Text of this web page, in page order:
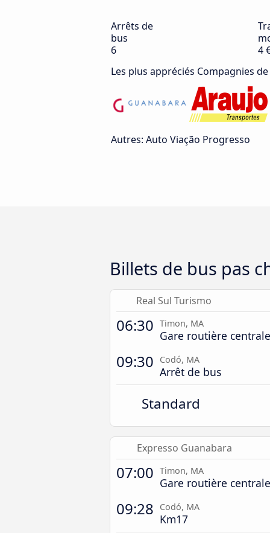
Arrêts de
bus
6
4
Les plus appréciés Compagnies
Autres: Auto Viação Progresso
Billets de bus pas
Real Sul Turismo
06:30 Timon, MA
Gare routière centrale
09:30 Codó, MA
Arrêt de bus
Standard
Expresso Guanabara
07:00 Timon, MA
Gare routière centrale
09:28 Codó, MA
Km17